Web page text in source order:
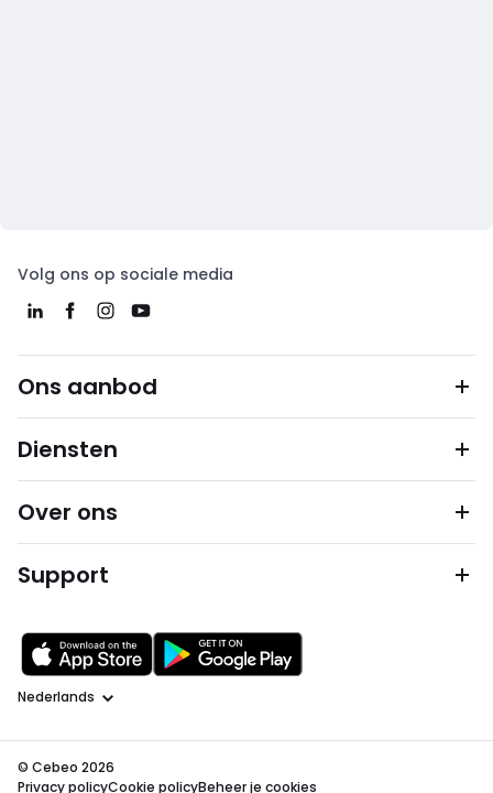
Volg ons op sociale media
Ons aanbod
Diensten
Over ons
Support
Taal
© Cebeo 2026
Privacy policyCookie policyBeheer je cookies